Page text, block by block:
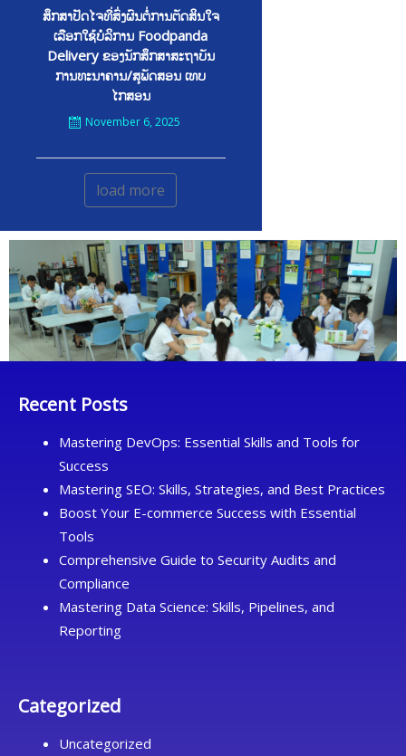
ສຶກສາປັດໄຈທີ່ສົ່ງຜົນຕໍ່ການຕັດສິນໃຈ
ເລືອກໃຊ້ບໍລິການ Foodpanda
Delivery ຂອງນັກສຶກສາສະຖາບັນ
ການທະນາຄານ/ສຸພັດສອນ ເທບ
ໄກສອນ
November 6, 2025
load more
Recent Posts
Mastering DevOps: Essential Skills and Tools for
Success
Mastering SEO: Skills, Strategies, and Best Practices
Boost Your E-commerce Success with Essential
Tools
Comprehensive Guide to Security Audits and
Compliance
Mastering Data Science: Skills, Pipelines, and
Reporting
Categorized
Uncategorized